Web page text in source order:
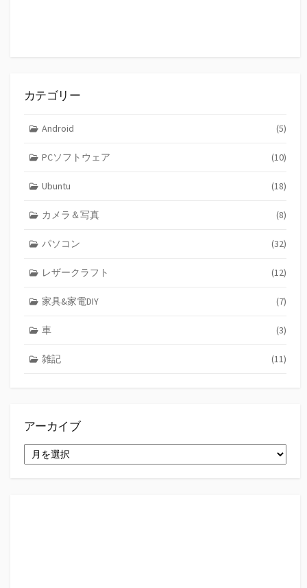
カテゴリー
Android (5)
PCソフトウェア (10)
Ubuntu (18)
カメラ＆写真 (8)
パソコン (32)
レザークラフト (12)
家具&家電DIY (7)
車 (3)
雑記 (11)
アーカイブ
ー